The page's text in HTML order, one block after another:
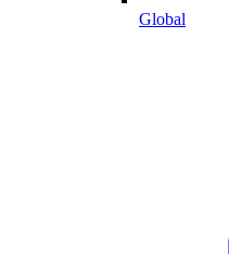
Global